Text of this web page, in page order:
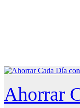
Saltar
contenido
Ahorrar